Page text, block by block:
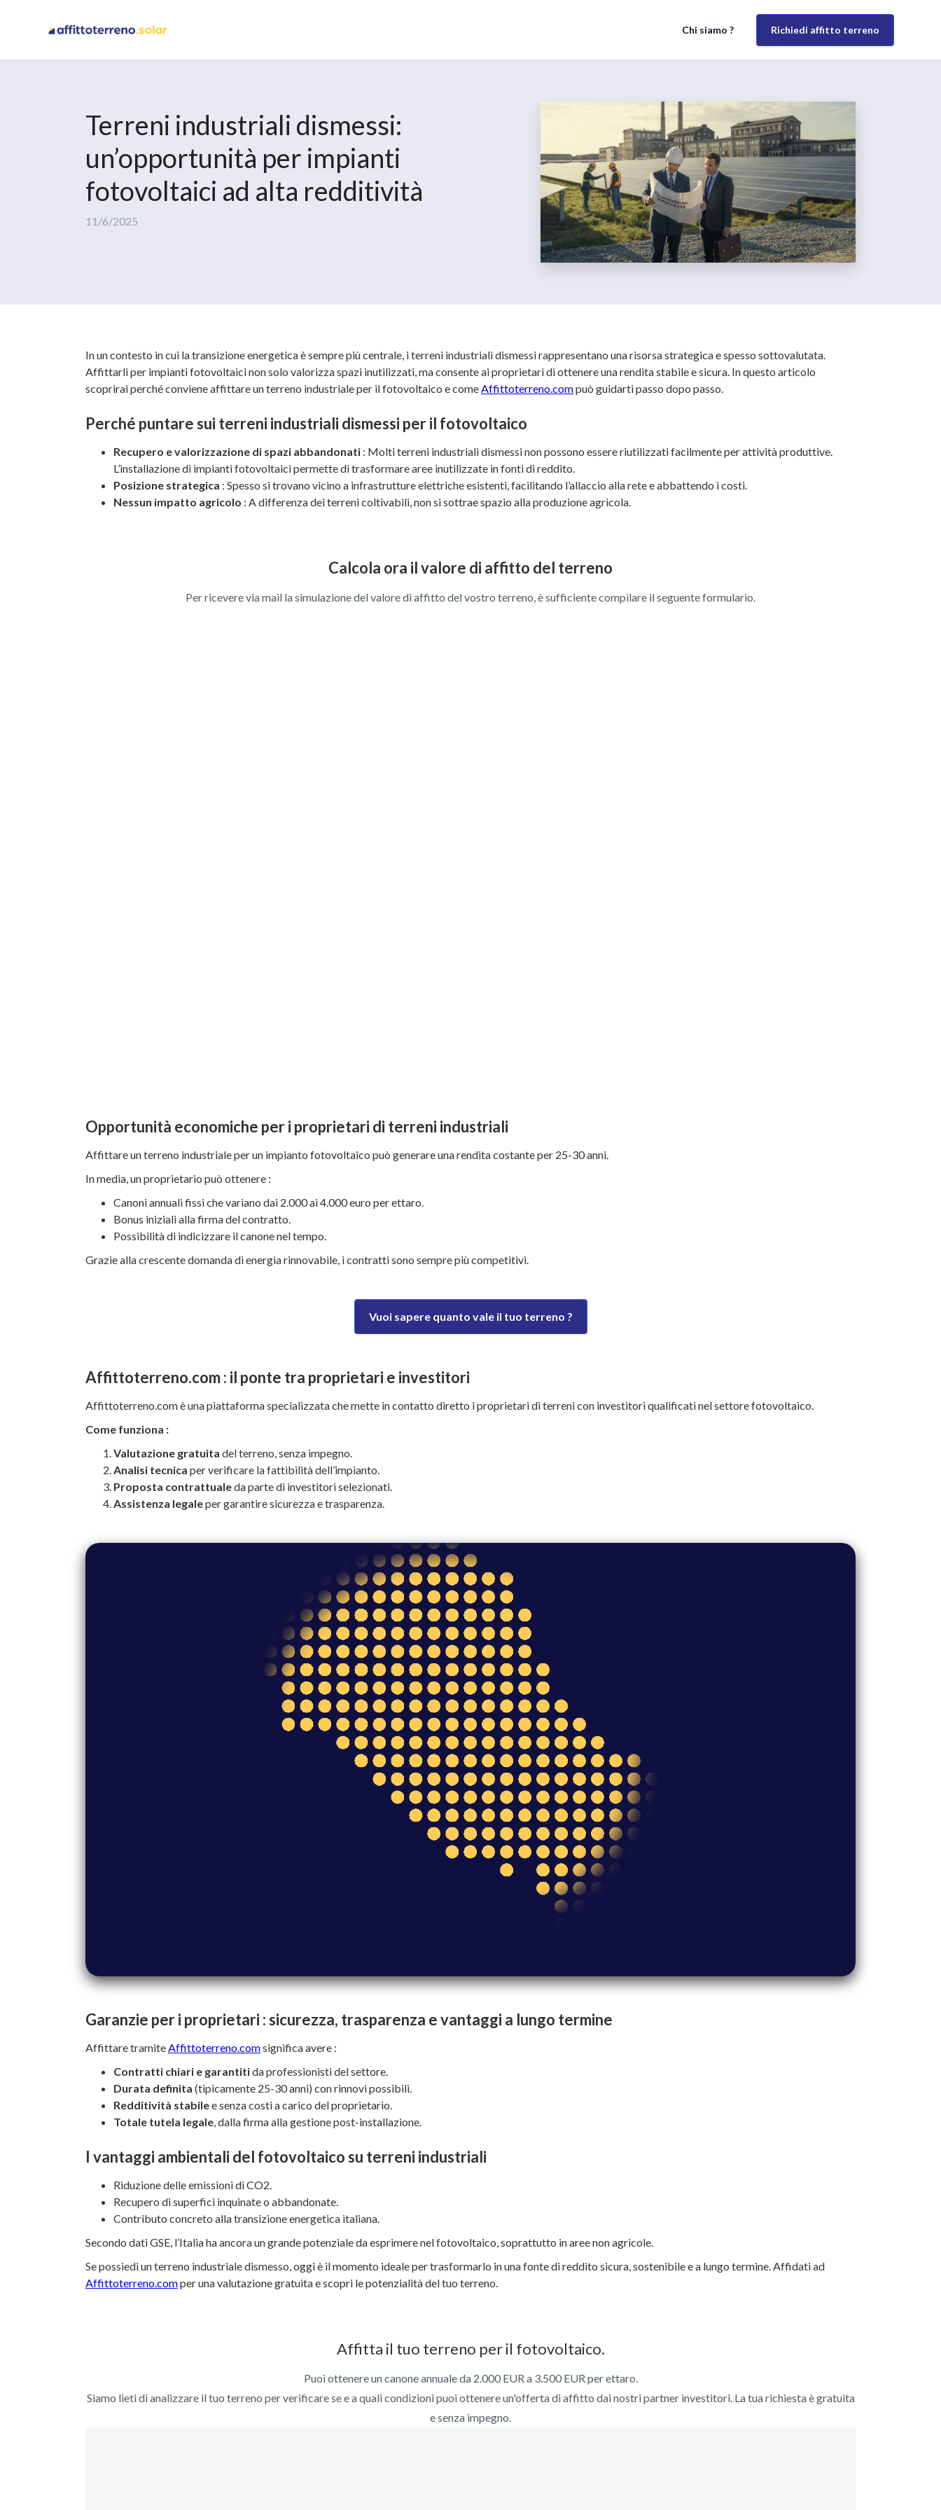
Chi siamo ? Richiedi affitto terreno
Terreni industriali dismessi:
un’opportunità per impianti
fotovoltaici ad alta redditività
11/6/2025
In un contesto in cui la transizione energetica è sempre più centrale, i terreni industriali dismessi rappresentano una risorsa strategica e spesso sottovalutata.
Affittarli per impianti fotovoltaici non solo valorizza spazi inutilizzati, ma consente ai proprietari di ottenere una rendita stabile e sicura. In questo articolo
scoprirai perché conviene affittare un terreno industriale per il fotovoltaico e comeAffittoterreno.compuò guidarti passo dopo passo.
Perché puntare sui terreni industriali dismessi per il fotovoltaico
Recupero e valorizzazione di spazi abbandonati : Molti terreni industriali dismessi non possono essere riutilizzati facilmente per attività produttive.
L’installazione di impianti fotovoltaici permette di trasformare aree inutilizzate in fonti di reddito.
Posizione strategica : Spesso si trovano vicino a infrastrutture elettriche esistenti, facilitando l’allaccio alla rete e abbattendo i costi.
Nessun impatto agricolo : A differenza dei terreni coltivabili, non si sottrae spazio alla produzione agricola.
Calcola ora il valore di affitto del terreno
Per ricevere via mail la simulazione del valore di affitto del vostro terreno, è sufficiente compilare il seguente formulario.
Opportunità economiche per i proprietari di terreni industriali
Affittare un terreno industriale per un impianto fotovoltaico può generare una rendita costante per 25-30 anni.
In media, un proprietario può ottenere :
Canoni annuali fissi che variano dai 2.000 ai 4.000 euro per ettaro.
Bonus iniziali alla firma del contratto.
Possibilità di indicizzare il canone nel tempo.
Grazie alla crescente domanda di energia rinnovabile, i contratti sono sempre più competitivi.
Vuoi sapere quanto vale il tuo terreno ?
Affittoterreno.com : il ponte tra proprietari e investitori
Affittoterreno.com è una piattaforma specializzata che mette in contatto diretto i proprietari di terreni con investitori qualificati nel settore fotovoltaico.
Come funziona :
Valutazione gratuita del terreno, senza impegno.
Analisi tecnica per verificare la fattibilità dell’impianto.
Proposta contrattualeda parte di investitori selezionati.
Assistenza legaleper garantire sicurezza e trasparenza.
Garanzie per i proprietari : sicurezza, trasparenza e vantaggi a lungo termine
Affittare tramite Affittoterreno.comsignifica avere :
Contratti chiari e garantitida professionisti del settore.
Durata definita (tipicamente 25-30 anni) con rinnovi possibili.
Redditività stabilee senza costi a carico del proprietario.
Totale tutela legale , dalla firma alla gestione post-installazione.
I vantaggi ambientali del fotovoltaico su terreni industriali
Riduzione delle emissioni di CO2.
Recupero di superfici inquinate o abbandonate.
Contributo concreto alla transizione energetica italiana.
Secondo dati GSE, l’Italia ha ancora un grande potenziale da esprimere nel fotovoltaico, soprattutto in aree non agricole.
Se possiedi un terreno industriale dismesso, oggi è il momento ideale per trasformarlo in una fonte di reddito sicura, sostenibile e a lungo termine. Affidati ad
Affittoterreno.comper una valutazione gratuita e scopri le potenzialità del tuo terreno.
Affitta il tuo terreno per il fotovoltaico.
Puoi ottenere un canone annuale da 2.000 EUR a 3.500 EUR per ettaro.
Siamo lieti di analizzare il tuo terreno per verificare se e a quali condizioni puoi ottenere un'offerta di affitto dai nostri partner investitori. La tua richiesta è gratuita
e senza impegno.